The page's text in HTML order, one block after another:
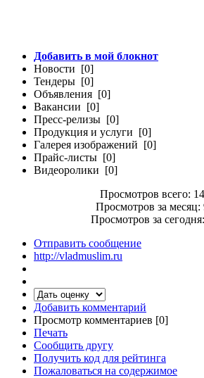
Добавить в мой блокнот
Новости [0]
Тендеры [0]
Объявления [0]
Вакансии [0]
Пресс-релизы [0]
Продукция и услуги [0]
Галерея изображений [0]
Прайс-листы [0]
Видеоролики [0]
Просмотров всего:
Просмотров за месяц:
Просмотров за
Отправить сообщение
http://vladmuslim.ru
Добавить комментарий
Просмотр комментариев [0]
Печать
Сообщить другу
Получить код для рейтинга
Пожаловаться на содержимое